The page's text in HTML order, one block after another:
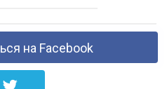
на Facebook